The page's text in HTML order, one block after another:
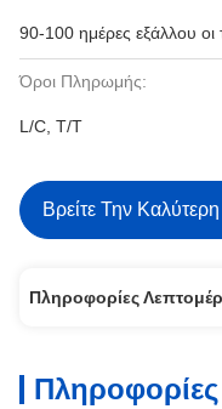
90-100 ημέρες εξάλλου οι
Όροι Πληρωμής:
L/C, T/T
Βρείτε Την Καλύτερη
Πληροφορίες